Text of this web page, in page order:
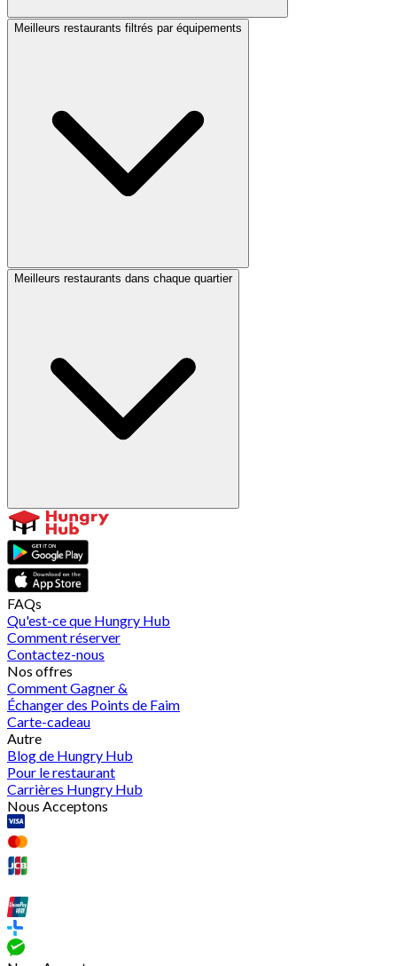
Meilleurs restaurants filtrés par équipements
Meilleurs restaurants dans chaque quartier
FAQs
Qu'est-ce que Hungry Hub
Comment réserver
Contactez-nous
Nos offres
Comment Gagner &
Échanger des Points de Faim
Carte-cadeau
Autre
Blog de Hungry Hub
Pour le restaurant
Carrières Hungry Hub
Nous Acceptons